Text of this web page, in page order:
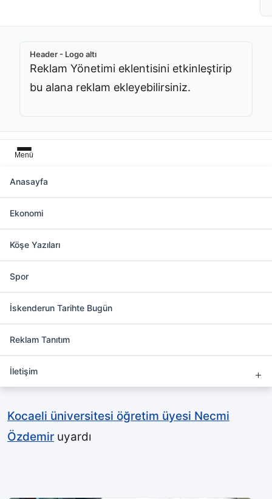
Header - Logo altı
Reklam Yönetimi eklentisini etkinleştirip
bu alana reklam ekleyebilirsiniz.
Menü
Anasayfa
Ekonomi
Köşe Yazıları
Spor
İskenderun Tarihte Bugün
Reklam Tanıtım
İletişim
Reklam Yönetimi eklentisini etkinleştirip bu
Necmi Hoca’dan uyarı Yapmayın
Arkadaşlar
Kocaeli üniversitesi öğretim üyesi Necmi
Özdemir uyardı